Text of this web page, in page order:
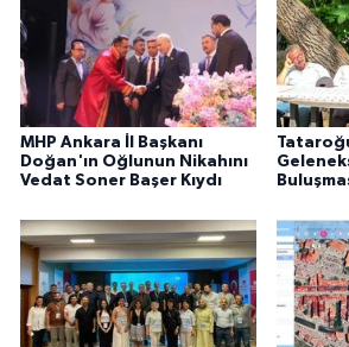
MHP Ankara İl Başkanı
Doğan'ın Oğlunun Nikahını
Vedat Soner Başer Kıydı